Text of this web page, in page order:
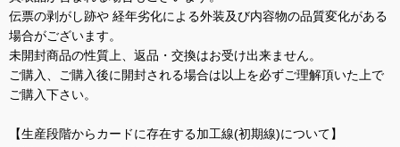
伝票の剥がし跡や 経年劣化による外装及び内容物の品質変化がある
場合がございます。
未開封商品の性質上、返品・交換はお受け出来ません。
ご購入、ご購入後に開封される場合は以上を必ずご理解頂いた上で
ご購入下さい。
【生産段階からカードに存在する加工線(初期線)について】